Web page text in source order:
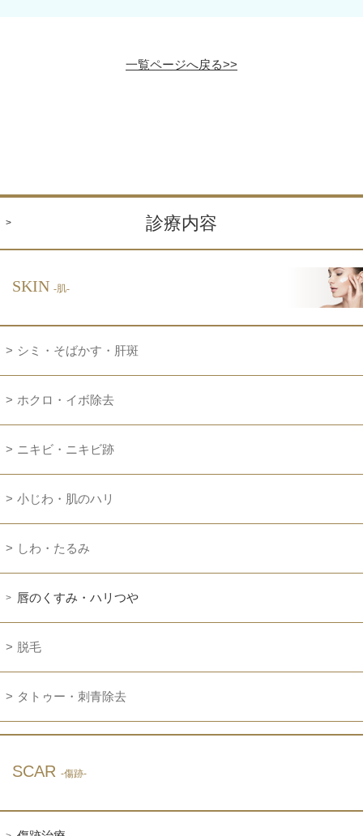
一覧ページへ戻る>>
診療内容
SKIN -肌-
シミ・そばかす・肝斑
ホクロ・イボ除去
ニキビ・ニキビ跡
小じわ・肌のハリ
しわ・たるみ
唇のくすみ・ハリつや
脱毛
タトゥー・刺青除去
SCAR -傷跡-